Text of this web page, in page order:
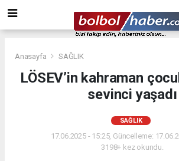
Anasayfa SAĞLIK
LÖSEV’in kahraman
sevinci yaşadı
SAĞLIK
17.06.2025 - 15:25, Güncelleme:
3198+ kez okundu.